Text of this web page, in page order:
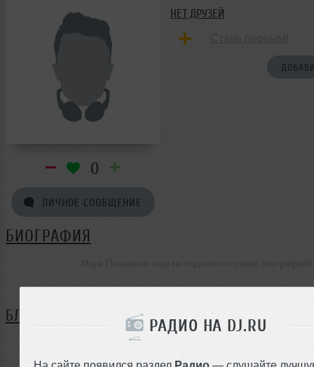
РАДИО НА DJ.RU
На сайте появился раздел Радио — слушайте
0
ЛИЧНОЕ СООБЩЕНИЕ
НЕТ ДРУЗЕЙ
БИОГРАФИЯ
БЛОГ